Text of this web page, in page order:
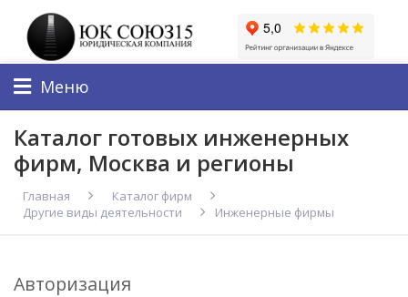
Меню
Каталог готовых инженерных
фирм, Москва и регионы
Главная
Каталог фирм
Другие виды деятельности
Инженерные фирмы
Авторизация